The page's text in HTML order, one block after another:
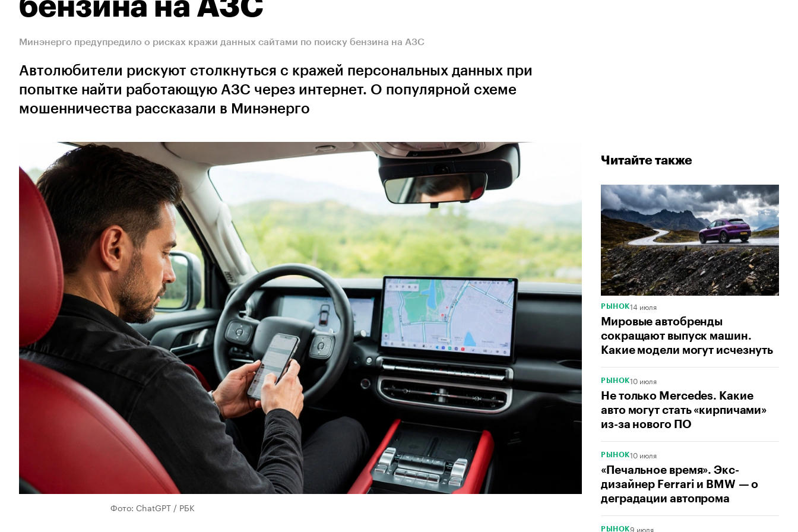
Читайте также
РЫНОК14 июля
Мировые автобренды
сокращают выпуск машин.
Какие модели могут исчезнуть
РЫНОК10 июля
Не только Mercedes. Какие
авто могут стать «кирпичами»
из-за нового ПО
РЫНОК10 июля
«Печальное время». Экс-
дизайнер Ferrari и BMW — о
деградации автопрома
РЫНОК9 июля
бензина на АЗС
Минэнерго предупредило о рисках кражи данных сайтами по поиску бензина на АЗС
Автолюбители рискуют столкнуться с кражей персональных данных при
попытке найти работающую АЗС через интернет. О популярной схеме
мошенничества рассказали в Минэнерго
Фото: ChatGPT / РБК